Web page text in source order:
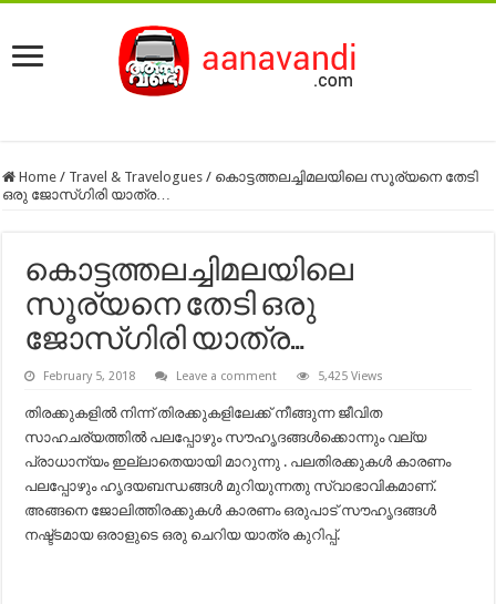
Home / Travel & Travelogues / കൊട്ടത്തലച്ചിമലയിലെ സൂര്യനെ തേടി
ഒരു ജോസ്‌ഗിരി യാത്ര…
കൊട്ടത്തലച്ചിമലയിലെ
സൂര്യനെ തേടി ഒരു
ജോസ്‌ഗിരി യാത്ര…
February 5, 2018 Leave a comment 5,425 Views
തിരക്കുകളിൽ നിന്ന് തിരക്കുകളിലേക്ക് നീങ്ങുന്ന ജീവിത
സാഹചര്യത്തിൽ പലപ്പോഴും സൗഹൃദങ്ങൾക്കൊന്നും വല്യ
പ്രാധാന്യം ഇല്ലാതെയായി മാറുന്നു . പലതിരക്കുകൾ കാരണം
പലപ്പോഴും ഹൃദയബന്ധങ്ങൾ മുറിയുന്നതു സ്വാഭാവികമാണ്.
അങ്ങനെ ജോലിത്തിരക്കുകൾ കാരണം ഒരുപാട് സൗഹൃദങ്ങൾ
നഷ്ട്ടമായ ഒരാളുടെ ഒരു ചെറിയ യാത്ര കുറിപ്പ്.